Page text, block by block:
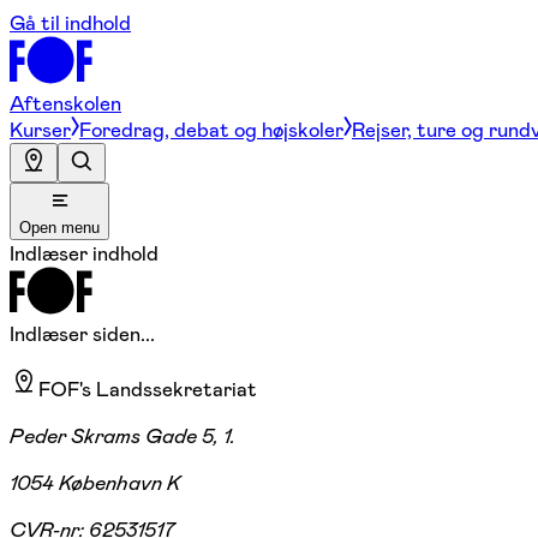
Gå til indhold
Aftenskolen
Kurser Foredrag, debat og højskoler Rejser, ture og
Open menu
Indlæser indhold
Indlæser siden...
FOF's Landssekretariat
Peder Skrams Gade 5, 1.
1054 København K
CVR-nr: 62531517